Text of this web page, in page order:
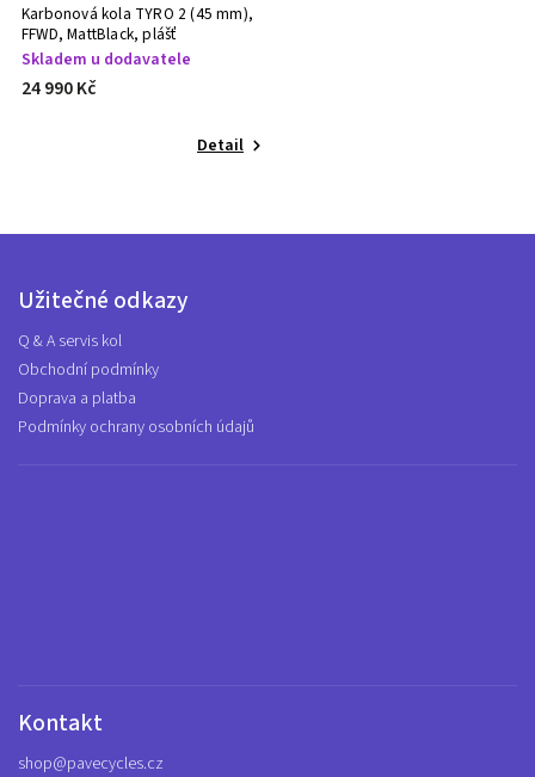
Karbonová kola TYRO 2 (45 mm),
FFWD, MattBlack, plášť
Skladem u dodavatele
24 990 Kč
Detail
Užitečné odkazy
Q & A servis kol
Obchodní podmínky
Doprava a platba
Podmínky ochrany osobních údajů
Kontakt
shop@pavecycles.cz